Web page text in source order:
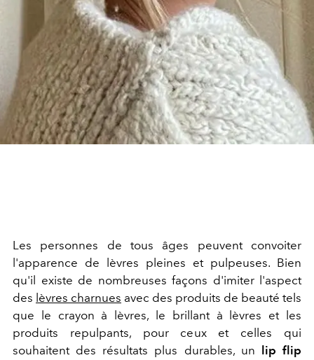
Les personnes de tous âges peuvent convoiter
l'apparence de lèvres pleines et pulpeuses. Bien
qu'il existe de nombreuses façons d'imiter l'aspect
des lèvres charnues avec des produits de beauté tels
que le crayon à lèvres, le brillant à lèvres et les
produits repulpants, pour ceux et celles qui
souhaitent des résultats plus durables, un
lip flip